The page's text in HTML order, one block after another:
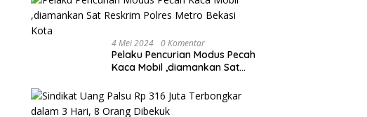
4 Mei 2024 0 Komentar
Pelaku Pencurian Modus Pecah
Kaca Mobil ,diamankan Sat
Kota